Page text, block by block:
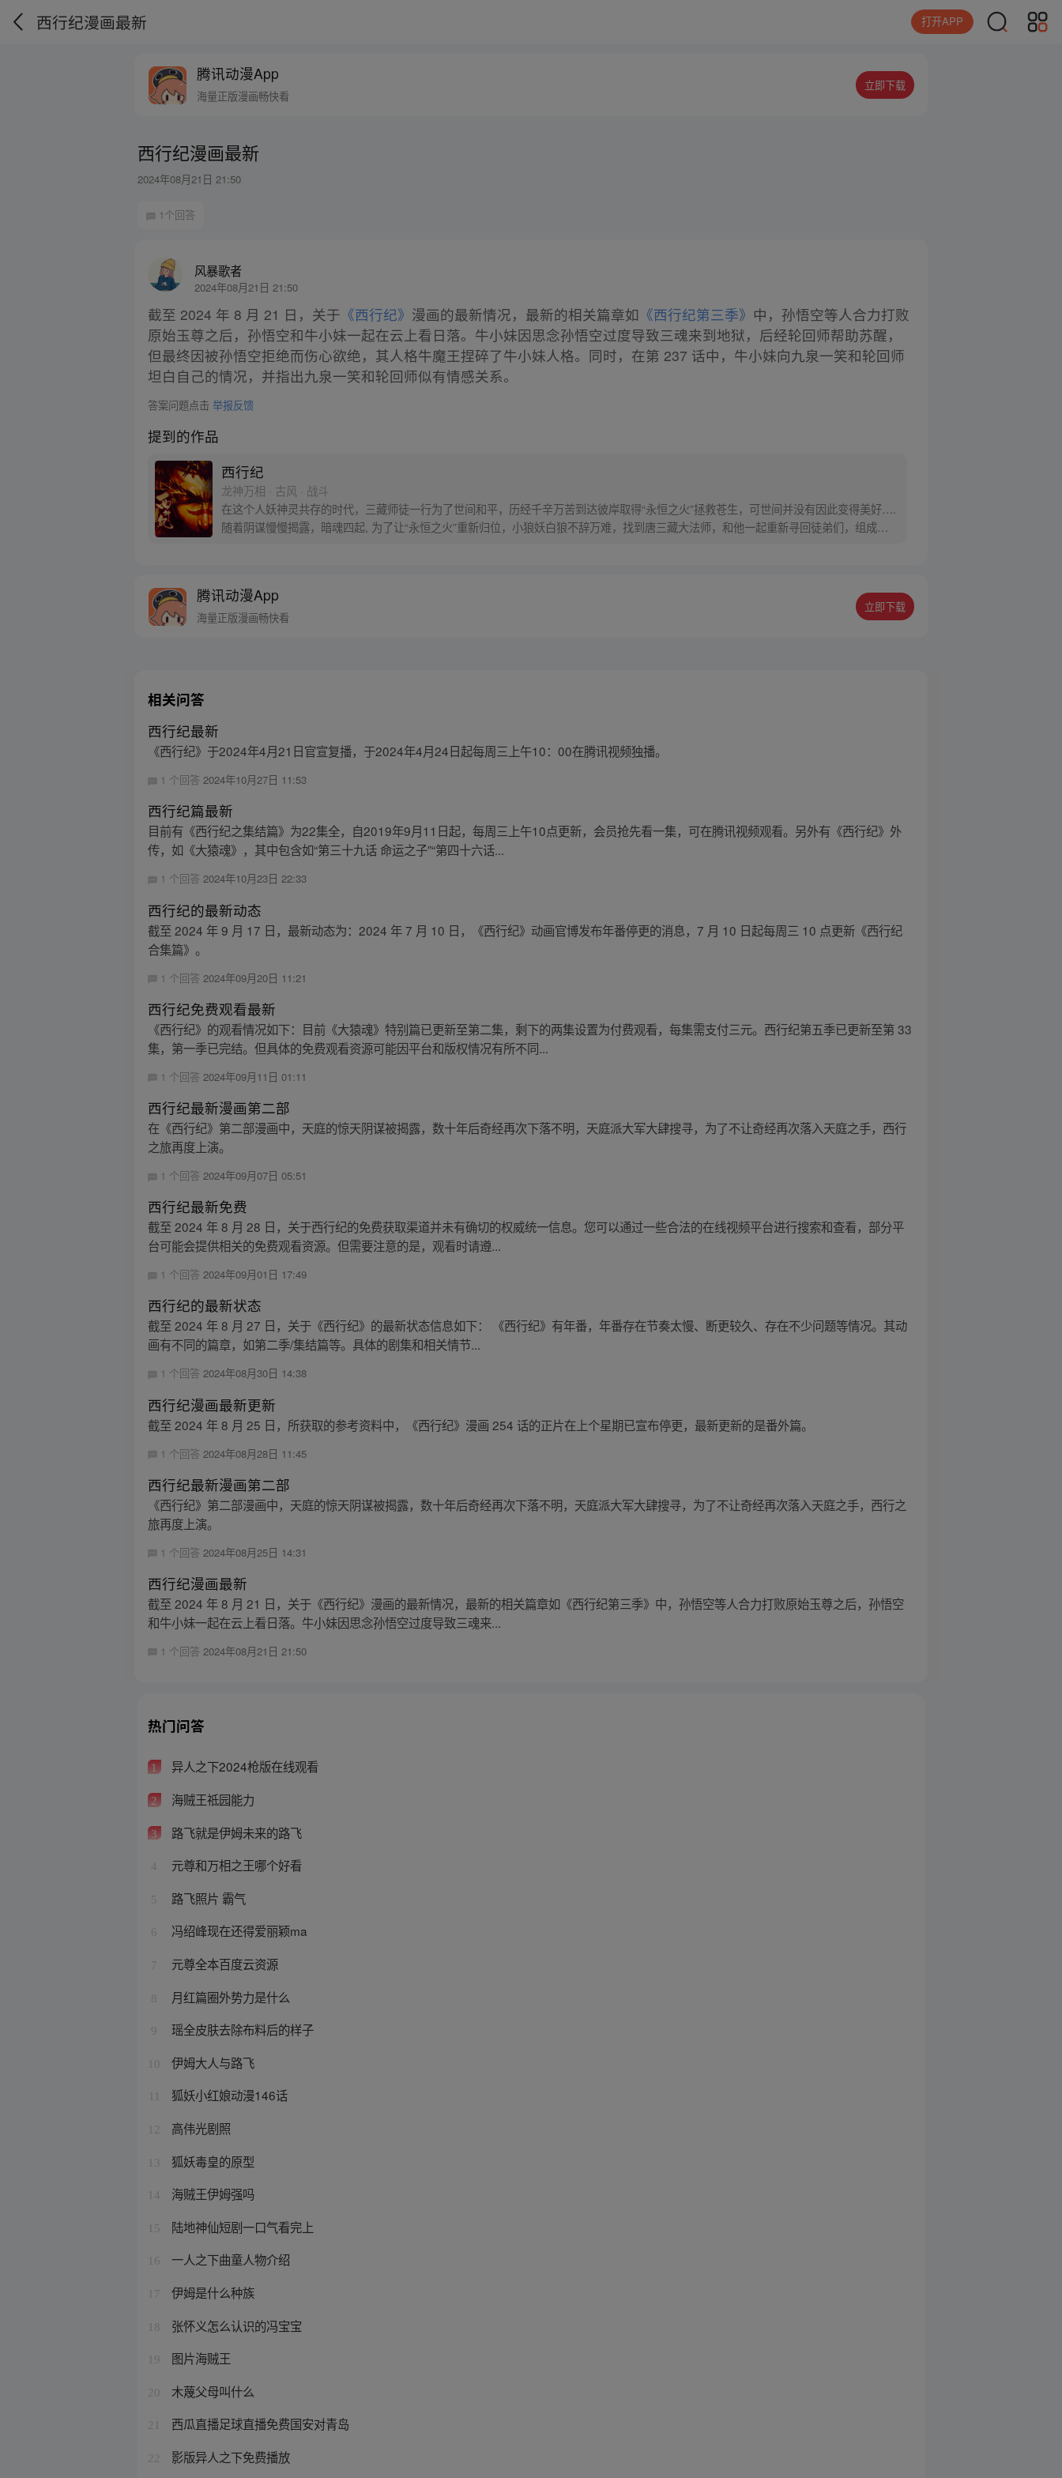
西行纪漫画最新 打开APP
腾讯动漫App
海量正版漫画畅快看
立即下载
西行纪漫画最新
2024年08月21日 21:50
1个回答
风暴歌者
2024年08月21日 21:50
截至 2024 年 8 月 21 日，关于 《西行纪》 漫画的最新情况，最新的相关篇章如 《西行纪第三季》 中，孙悟空等人合力打败
原始玉尊之后，孙悟空和牛小妹一起在云上看日落。牛小妹因思念孙悟空过度导致三魂来到地狱，后经轮回师帮助苏醒，
但最终因被孙悟空拒绝而伤心欲绝，其人格牛魔王捏碎了牛小妹人格。同时，在第 237 话中，牛小妹向九泉一笑和轮回师
坦白自己的情况，并指出九泉一笑和轮回师似有情感关系。
答案问题点击举报反馈
提到的作品
西行纪
龙神万相 · 古风 · 战斗
在这个人妖神灵共存的时代，三藏师徒一行为了世间和平，历经千辛万苦到达彼岸取得“永恒之火”拯救苍生，可世间并没有因此变得美好….
随着阴谋慢慢揭露，暗魂四起, 为了让“永恒之火”重新归位，小狼妖白狼不辞万难，找到唐三藏大法师，和他一起重新寻回徒弟们，组成全
腾讯动漫App
海量正版漫画畅快看
立即下载
相关问答
西行纪最新
《西行纪》于2024年4月21日官宣复播，于2024年4月24日起每周三上午10：00在腾讯视频独播。
1 个回答2024年10月27日 11:53
西行纪篇最新
目前有《西行纪之集结篇》为22集全，自2019年9月11日起，每周三上午10点更新，会员抢先看一集，可在腾讯视频观看。另外有《西行纪》外
传，如《大猿魂》，其中包含如“第三十九话 命运之子”“第四十六话...
1 个回答2024年10月23日 22:33
西行纪的最新动态
截至 2024 年 9 月 17 日，最新动态为：2024 年 7 月 10 日，《西行纪》动画官博发布年番停更的消息，7 月 10 日起每周三 10 点更新《西行纪
合集篇》。
1 个回答 2024年09月20日 11:21
西行纪免费观看最新
《西行纪》的观看情况如下：目前《大猿魂》特别篇已更新至第二集，剩下的两集设置为付费观看，每集需支付三元。西行纪第五季已更新至第 33
集，第一季已完结。但具体的免费观看资源可能因平台和版权情况有所不同...
1 个回答 2024年09月11日 01:11
西行纪最新漫画第二部
在《西行纪》第二部漫画中，天庭的惊天阴谋被揭露，数十年后奇经再次下落不明，天庭派大军大肆搜寻，为了不让奇经再次落入天庭之手，西行
之旅再度上演。
1 个回答2024年09月07日 05:51
西行纪最新免费
截至 2024 年 8 月 28 日，关于西行纪的免费获取渠道并未有确切的权威统一信息。您可以通过一些合法的在线视频平台进行搜索和查看，部分平
台可能会提供相关的免费观看资源。但需要注意的是，观看时请遵...
1 个回答2024年09月01日 17:49
西行纪的最新状态
截至 2024 年 8 月 27 日，关于《西行纪》的最新状态信息如下： 《西行纪》有年番，年番存在节奏太慢、断更较久、存在不少问题等情况。其动
画有不同的篇章，如第二季/集结篇等。具体的剧集和相关情节...
1 个回答2024年08月30日 14:38
西行纪漫画最新更新
截至 2024 年 8 月 25 日，所获取的参考资料中，《西行纪》漫画 254 话的正片在上个星期已宣布停更，最新更新的是番外篇。
1 个回答 2024年08月28日 11:45
西行纪最新漫画第二部
《西行纪》第二部漫画中，天庭的惊天阴谋被揭露，数十年后奇经再次下落不明，天庭派大军大肆搜寻，为了不让奇经再次落入天庭之手，西行之
旅再度上演。
1 个回答 2024年08月25日 14:31
西行纪漫画最新
截至 2024 年 8 月 21 日，关于《西行纪》漫画的最新情况，最新的相关篇章如《西行纪第三季》中，孙悟空等人合力打败原始玉尊之后，孙悟空
和牛小妹一起在云上看日落。牛小妹因思念孙悟空过度导致三魂来...
1 个回答2024年08月21日 21:50
热门问答
1 异人之下2024枪版在线观看
2 海贼王祗园能力
3 路飞就是伊姆未来的路飞
4 元尊和万相之王哪个好看
5 路飞照片 霸气
6 冯绍峰现在还得爱丽颖ma
7 元尊全本百度云资源
8 月红篇圈外势力是什么
9 瑶全皮肤去除布料后的样子
10 伊姆大人与路飞
狐妖小红娘动漫146话
12 高伟光剧照
13 狐妖毒皇的原型
14 海贼王伊姆强吗
15 陆地神仙短剧一口气看完上
16 一人之下曲童人物介绍
17 伊姆是什么种族
18 张怀义怎么认识的冯宝宝
19 图片海贼王
20 木蔑父母叫什么
21 西瓜直播足球直播免费国安对青岛
22 影版异人之下免费播放